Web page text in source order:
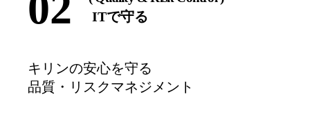
ITで守る
キリンの安心を守る
品質・リスクマネジメント